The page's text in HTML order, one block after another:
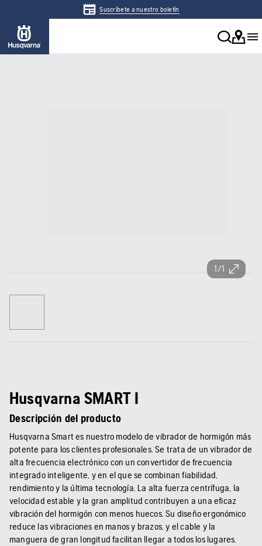
Suscríbete a nuestro boletín
1/1
Husqvarna SMART I
Descripción del producto
Husqvarna Smart es nuestro modelo de vibrador de hormigón más
potente para los clientes profesionales. Se trata de un vibrador de
alta frecuencia electrónico con un convertidor de frecuencia
integrado inteligente, y en el que se combinan fiabilidad,
rendimiento y la última tecnología. La alta fuerza centrífuga, la
velocidad estable y la gran amplitud contribuyen a una eficaz
vibración del hormigón con menos huecos. Su diseño ergonómico
reduce las vibraciones en manos y brazos, y el cable y la
manguera de gran longitud facilitan llegar a todos los lugares.